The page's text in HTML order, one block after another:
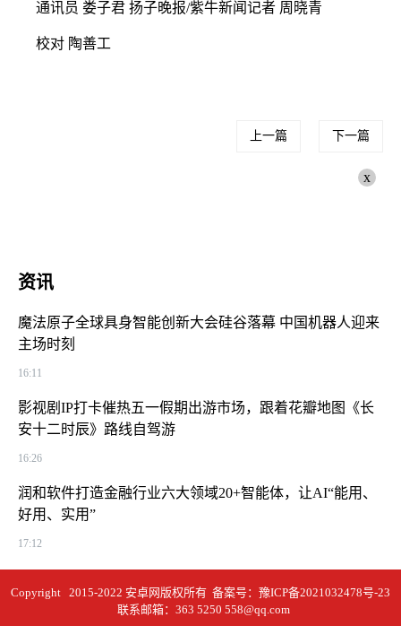
通讯员 娄子君 扬子晚报/紫牛新闻记者 周晓青
校对 陶善工
上一篇 下一篇
x
资讯
魔法原子全球具身智能创新大会硅谷落幕 中国机器人迎来
主场时刻
16:11
影视剧IP打卡催热五一假期出游市场，跟着花瓣地图《长
安十二时辰》路线自驾游
16:26
润和软件打造金融行业六大领域20+智能体，让AI“能用、
好用、实用”
17:12
Copyright 2015-2022 安卓网版权所有 备案号： 豫ICP备2021032478号-23
联系邮箱：363 5250 558@qq.com